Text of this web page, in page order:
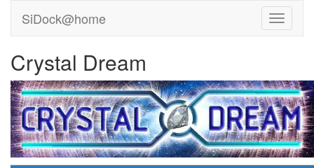
SiDock@home
Crystal Dream